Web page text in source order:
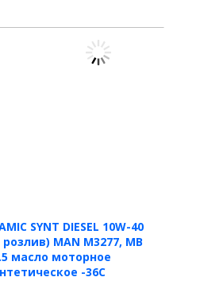
SYNT DIESEL 10W-40
MAN M3277, MB
масло моторное
-36C